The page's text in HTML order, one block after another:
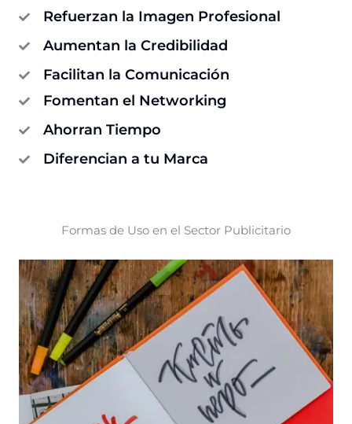
Refuerzan la Imagen Profesional
Aumentan la Credibilidad
Facilitan la Comunicación
Fomentan el Networking
Ahorran Tiempo
Diferencian a tu Marca
Formas de Uso en el Sector Publicitario